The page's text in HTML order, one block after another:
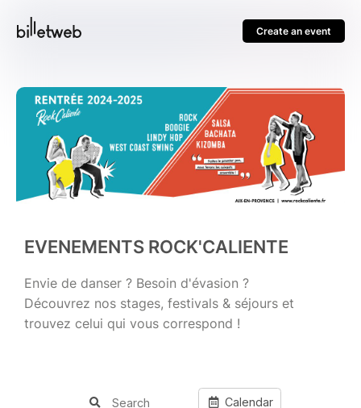
Create an event
EVENEMENTS ROCK'CALIENTE
Envie de danser ? Besoin d'évasion ?
Découvrez nos stages, festivals & séjours et
trouvez celui qui vous correspond !